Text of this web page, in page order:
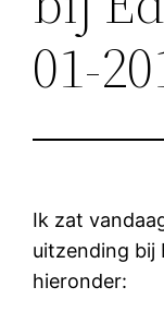
01-
Ik zat
uitzending bij
hieronder: